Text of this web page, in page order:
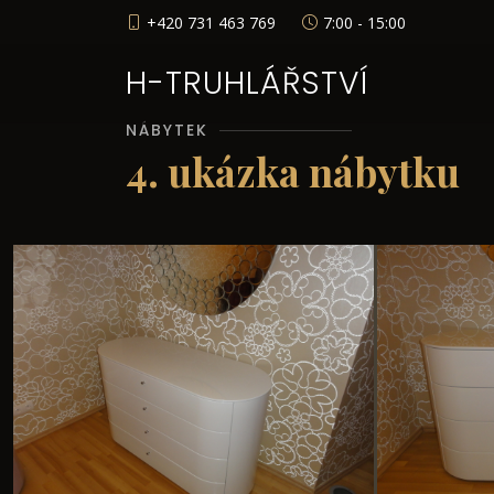
+420 731 463 769 7:00 - 15:00
H-TRUHLÁŘSTVÍ
NÁBYTEK
4. ukázka nábytku